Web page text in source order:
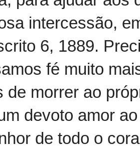
intercessão,
6, 1889.
fé muito
de morrer ao
devoto amor
de todo o